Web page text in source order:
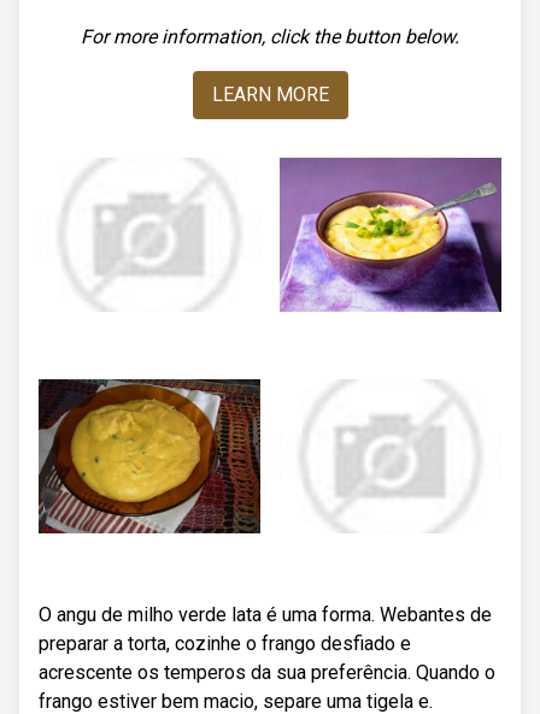
For more information, click the button below.
LEARN MORE
O angu de milho verde lata é uma forma. Webantes de
preparar a torta, cozinhe o frango desfiado e
acrescente os temperos da sua preferência. Quando o
frango estiver bem macio, separe uma tigela e.